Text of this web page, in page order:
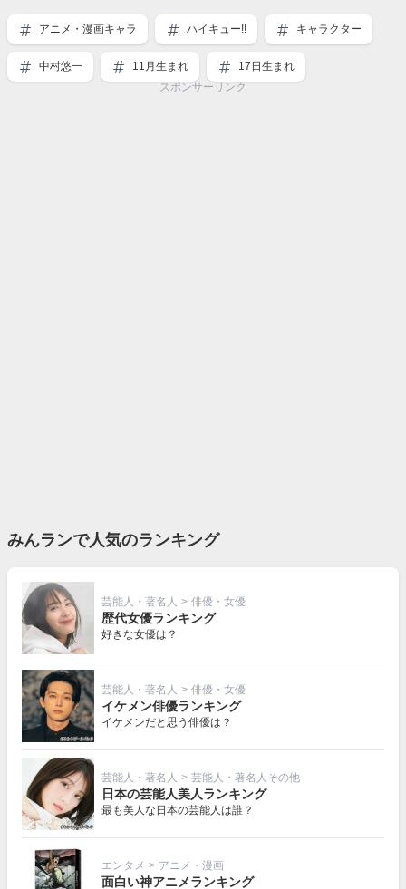
アニメ・漫画キャラ ハイキュー!! キャラクター
中村悠一 11月生まれ
17日生まれ
スポンサーリンク
みんランで人気のランキング
芸能人・著名人 > 俳優・女優
歴代女優ランキング
好きな女優は？
芸能人・著名人 > 俳優・女優
イケメン俳優ランキング
イケメンだと思う俳優は？
芸能人・著名人 > 芸能人・著名人その他
日本の芸能人美人ランキング
最も美人な日本の芸能人は誰？
エンタメ > アニメ・漫画
面白い神アニメランキング